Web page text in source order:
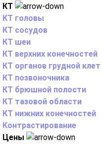
КТ
КТ головы
КТ сосудов
КТ шеи
КТ верхних конечностей
КТ органов грудной
КТ позвоночника
КТ брюшной полости
КТ тазовой области
КТ нижних конечностей
Контрастирование
Цены